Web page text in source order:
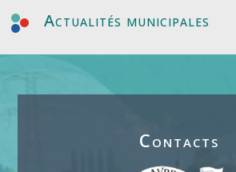
Actualités municipales
Contacts